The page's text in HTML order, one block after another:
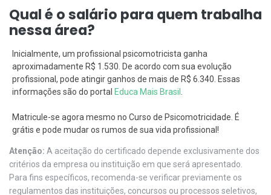
Qual é o salário para quem trabalha
nessa área?
Inicialmente, um profissional psicomotricista ganha
aproximadamente R$ 1.530. De acordo com sua evolução
profissional, pode atingir ganhos de mais de R$ 6.340. Essas
informações são do portal Educa Mais Brasil
Matricule-se agora mesmo no Curso de Psicomotricidade. É
grátis e pode mudar os rumos de sua vida profissional!
Atenção: A aceitação do certificado depende exclusivamente dos
critérios da empresa ou instituição em que será apresentado.
Para fins específicos, recomenda-se verificar previamente os
regulamentos das instituições, concursos ou processos seletivos,